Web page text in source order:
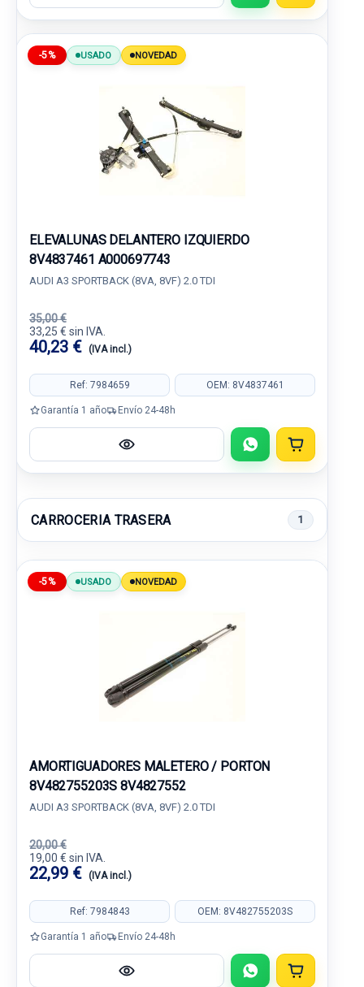
-5% USADO NOVEDAD
ELEVALUNAS DELANTERO IZQUIERDO
8V4837461 A000697743
AUDI A3 SPORTBACK (8VA, 8VF) 2.0 TDI
35,00 €
33,25 € sin IVA.
40,23 € (IVA incl.)
Ref: 7984659 OEM: 8V4837461
Garantía 1 año Envío 24-48h
CARROCERIA TRASERA 1
-5% USADO NOVEDAD
AMORTIGUADORES MALETERO / PORTON
8V482755203S 8V4827552
AUDI A3 SPORTBACK (8VA, 8VF) 2.0 TDI
20,00 €
19,00 € sin IVA.
22,99 € (IVA incl.)
Ref: 7984843 OEM: 8V482755203S
Garantía 1 año Envío 24-48h